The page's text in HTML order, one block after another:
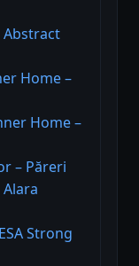
Home –
Home –
– Păreri
Strong